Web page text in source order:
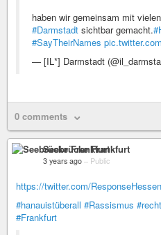
haben wir gemeinsam mit
#Darmstadt sichtbar gemacht.
#SayTheirNames
— [IL*] Darmstadt
0 comments
Seebrücke Frankfurt
3 years ago – Public
https://twitter.com/
#hanauistüberall #Rassismus
#Frankfurt